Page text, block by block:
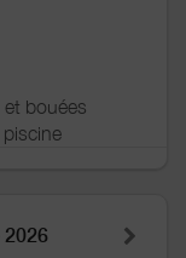
et bouées